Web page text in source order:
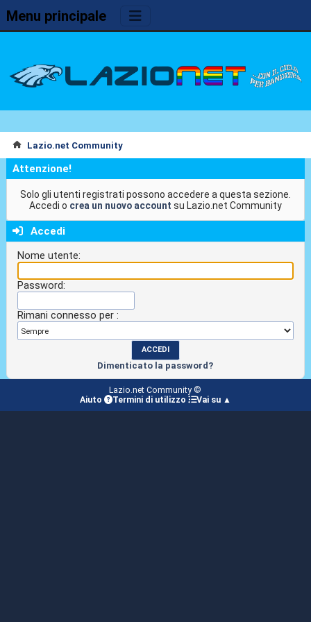
Menu principale
Lazio.net Community
Attenzione!
Solo gli utenti registrati possono accedere a questa sezione.
Accedi o crea un nuovo account su Lazio.net Community
Accedi
Nome utente:
Password:
Rimani connesso per :
Dimenticato la password?
Lazio.net Community ©
Aiuto
Termini di utilizzo Vai su ▲